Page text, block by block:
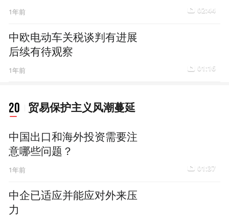
1年前 02:44
中欧电动车关税谈判有进展
后续有待观察
1年前 01:16
20 贸易保护主义风潮蔓延
中国出口和海外投资需要注
意哪些问题？
1年前 01:37
中企已适应并能应对外来压
力